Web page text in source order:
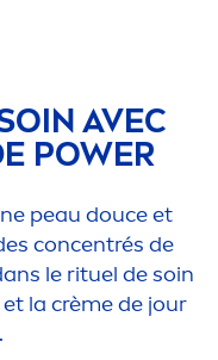
AVEC
POWER
peau douce et
concentrés de
le rituel de soin
la crème de jour